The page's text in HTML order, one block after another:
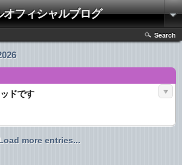
オフィシャルブログ
Search
ドです
more entries...